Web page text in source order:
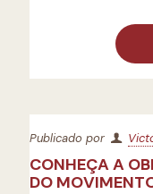
Publicado por
CONHEÇA A
DO